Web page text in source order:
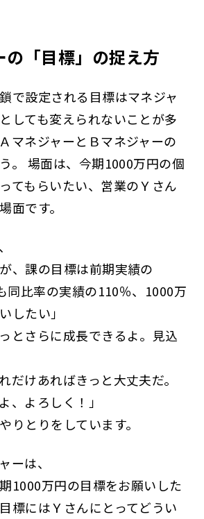
の「目標」の捉え方
で設定される目標はマネジャ
しても変えられないことが多
マネジャーとＢマネジャーの
。 場面は、今期1000万円の個
てもらいたい、営業のＹさん
面です。
、課の目標は前期実績の
同比率の実績の110％、1000万
したい」
とさらに成長できるよ。見込
だけあればきっと大丈夫だ。
、よろしく！」
りとりをしています。
ーは、
1000万円の目標をお願いした
標にはＹさんにとってどうい